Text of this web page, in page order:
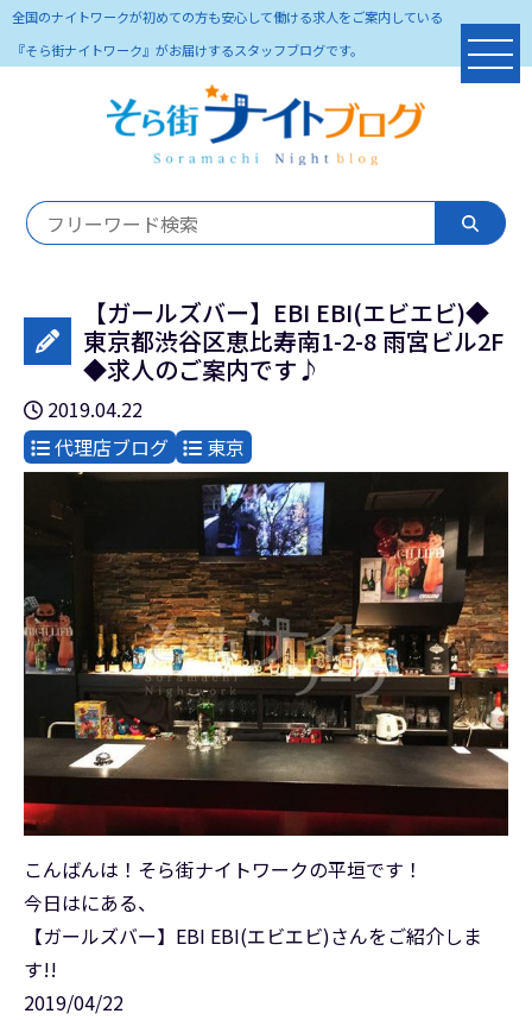
全国のナイトワークが初めての方も安心して働ける求人をご案内している
『そら街ナイトワーク』がお届けするスタッフブログです。
【ガールズバー】EBI EBI(エビエビ)◆
東京都渋谷区恵比寿南1-2-8 雨宮ビル2F
◆求人のご案内です♪
2019.04.22
代理店ブログ
東京
こんばんは！そら街ナイトワークの平垣です！
今日はにある、
【ガールズバー】EBI EBI(エビエビ)さんをご紹介しま
す!!
2019/04/22